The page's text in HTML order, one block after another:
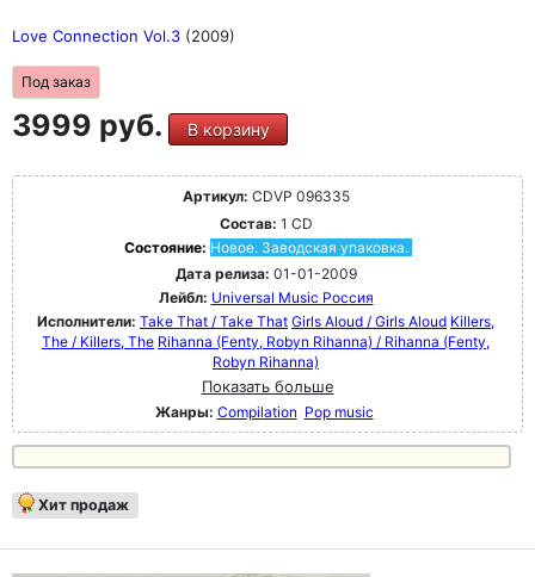
Love Connection Vol.3 (2009)
Под заказ
3999 руб. В корзину
Артикул: CDVP 096335
Состав: 1 CD
Состояние: Новое. Заводская упаковка.
Дата релиза: 01-01-2009
Лейбл: Universal Music Россия
Исполнители: Take That / Take That Girls Aloud / Girls Aloud Killers,
The / Killers, The Rihanna (Fenty, Robyn Rihanna) / Rihanna (Fenty,
Robyn Rihanna)
Показать больше
Жанры: Compilation Pop music
Хит продаж